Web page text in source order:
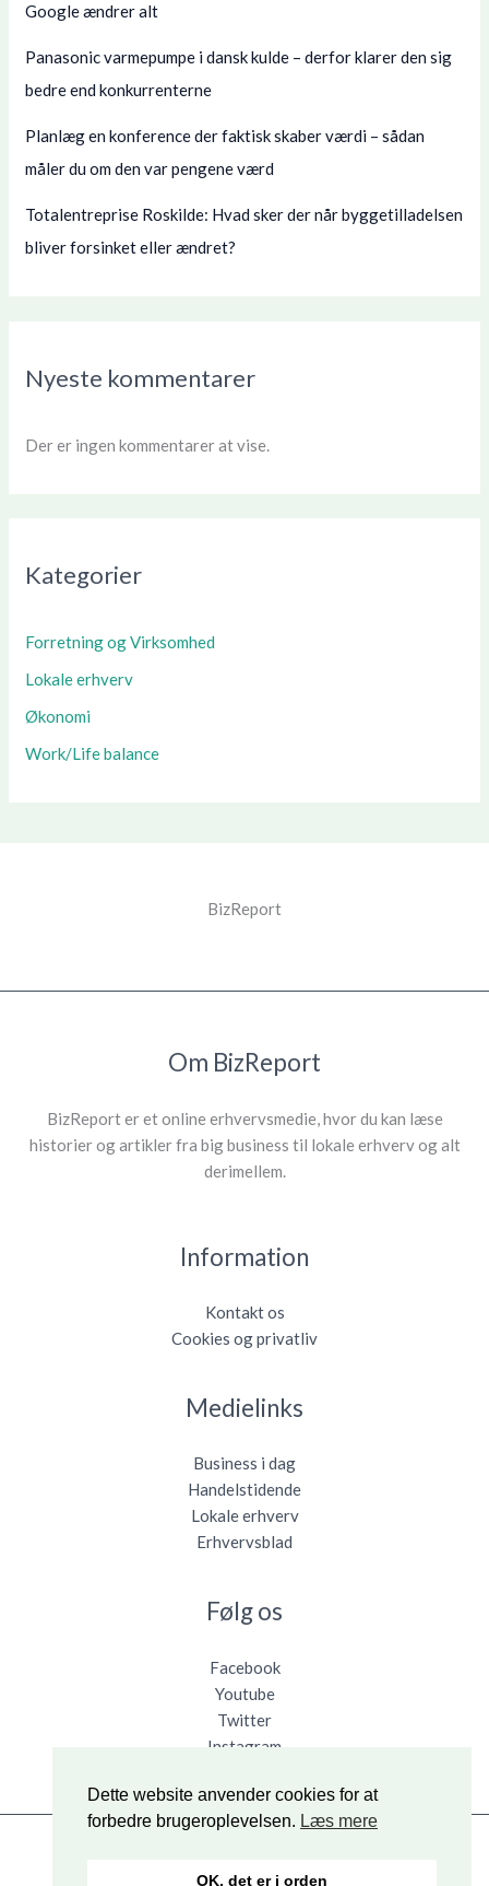
Google ændrer alt
Panasonic varmepumpe i dansk kulde – derfor klarer den sig
bedre end konkurrenterne
Planlæg en konference der faktisk skaber værdi – sådan
måler du om den var pengene værd
Totalentreprise Roskilde: Hvad sker der når byggetilladelsen
bliver forsinket eller ændret?
Nyeste kommentarer
Der er ingen kommentarer at vise.
Kategorier
Forretning og Virksomhed
Lokale erhverv
Økonomi
Work/Life balance
BizReport
Om BizReport
BizReport er et online erhvervsmedie, hvor du kan læse
historier og artikler fra big business til lokale erhverv og alt
derimellem.
Information
Kontakt os
Cookies og privatliv
Medielinks
Business i dag
Handelstidende
Lokale erhverv
Erhvervsblad
Følg os
Facebook
Youtube
Twitter
Instagram
Dette website anvender cookies for at
forbedre brugeroplevelsen. Læs mere
OK, det er i orden